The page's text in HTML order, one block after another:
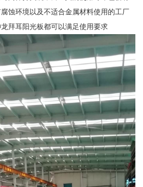
蚀环境以及不适合金属材料使用的工厂
拜耳阳光板都可以满足使用要求